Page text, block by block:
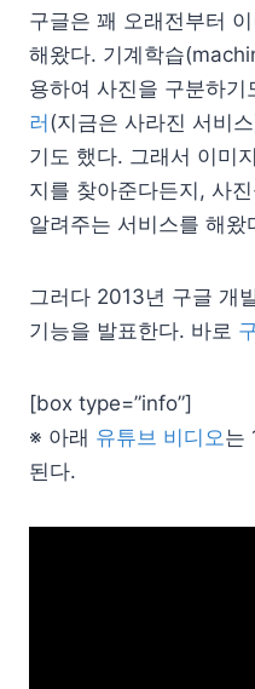
구글은 꽤 오래전부터
해왔다. 기계학습
용하여 사진을 구분하기
러 (지금은 사라진 서비
기도 했다. 그래서 이미
지를 찾아준다든지, 사
알려주는 서비스를 해왔
그러다 2013년 구글 개
기능을 발표한다. 바로
[box type=”info”]
※ 아래 유튜브 비디오는
된다.